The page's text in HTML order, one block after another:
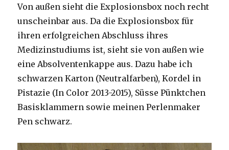
Von außen sieht die Explosionsbox noch recht
unscheinbar aus. Da die Explosionsbox für
ihren erfolgreichen Abschluss ihres
Medizinstudiums ist, sieht sie von außen wie
eine Absolventenkappe aus. Dazu habe ich
schwarzen Karton (Neutralfarben), Kordel in
Pistazie (In Color 2013-2015), Süsse Pünktchen
Basisklammern sowie meinen Perlenmaker
Pen schwarz.